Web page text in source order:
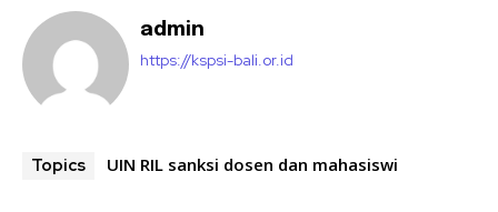
admin
https://kspsi-bali.or.id
Topics UIN RIL sanksi dosen dan mahasiswi